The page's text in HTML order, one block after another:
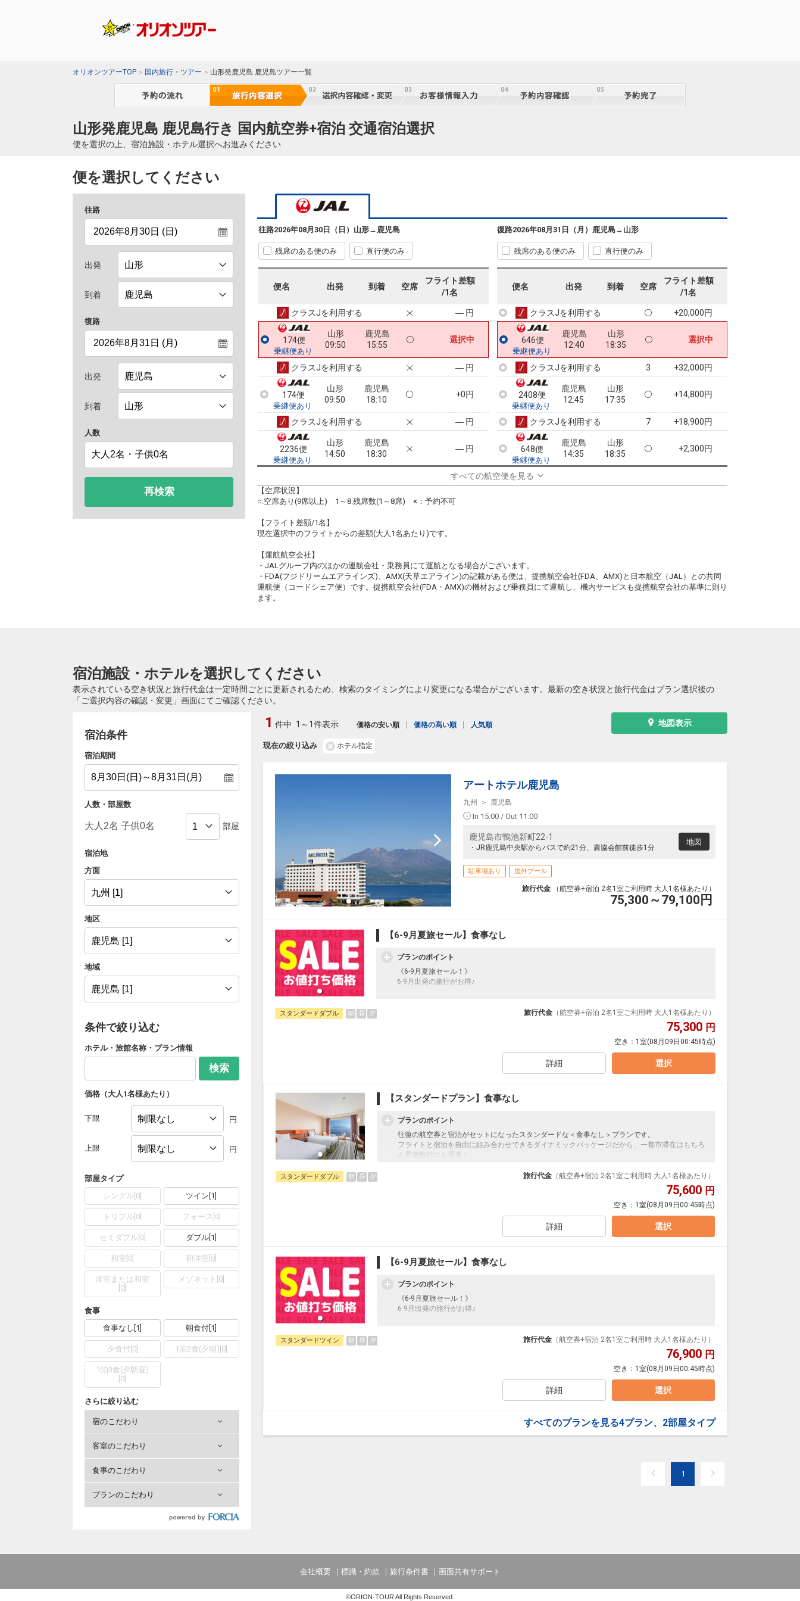
オリオンツアーTOP 国内旅行・ツアー 山形発鹿児島 鹿児島ツアー一覧
山形発鹿児島 鹿児島行き 国内航空券+宿泊 交通宿泊選択
便を選択の上、宿泊施設・ホテル選択へお進みください
便を選択してください
往路
出発
到着
復路
出発
到着
人数
再検索
往路2026年08月30日（日） 山形→ 鹿児島
残席のある便のみ 直行便のみ
便名 出発 到着 空席
フライト差額
/1名
クラスJを利用する
2234便
乗継便あり
山形
08:50
鹿児島
16:25
クラスJを利用する 8
174便
09:50
鹿児島
13:45
+2,300円
クラスJを利用する ― 円
174便
乗継便あり
山形
09:50
鹿児島
15:55
選択中
クラスJを利用する ― 円
174便
乗継便あり
山形
09:50
鹿児島
18:10
+0円
クラスJを利用する ― 円
2236便
乗継便あり
山形
14:50
鹿児島
18:30
― 円
― 円
2236便
山形
14:50
鹿児島
21:15
クラスJを利用する
2238便
乗継便あり
18:05
21:15
クラスJを利用する ― 円
復路2026年08月31日（月） 鹿児島 → 山形
残席のある便のみ 直行便のみ
便名 出発 到着 空席
フライト差額
/1名
クラスJを利用する
2406便
乗継便あり
鹿児島
11:05
山形
14:20
クラスJを利用する
2406便
11:05
山形
17:35
+15,900円
クラスJを利用する +20,000円
646便
乗継便あり
鹿児島
12:40
山形
18:35
選択中
クラスJを利用する 3 +32,000円
2408便
乗継便あり
鹿児島
12:45
山形
17:35
+14,800円
クラスJを利用する 7 +18,900円
648便
乗継便あり
鹿児島
14:35
山形
18:35
+2,300円
クラスJを利用する
すべての航空便を見る
【空席状況】
○:空席あり(9席以上) 1～8:残席数(1～8席) ×：予約不可
【フライト差額/1名】
現在選択中のフライトからの差額(大人1名あたり)です。
【運航航空会社】
・JALグループ内のほかの運航会社・乗務員にて運航となる場合がございます。
・FDA(フジドリームエアラインズ)、AMX(天草エアライン)の記載がある便は、提携航空会社(FDA、AMX)と日本航空（JAL）との共同
運航便（コードシェア便）です。提携航空会社(FDA・AMX)の機材および乗務員にて運航し、機内サービスも提携航空会社の基準に則り
ます。
宿泊施設・ホテルを選択してください
表示されている空き状況と旅行代金は一定時間ごとに更新されるため、検索のタイミングにより変更になる場合がございます。最新の空き状況と旅行代金はプラン選択後の
「ご選択内容の確認・変更」画面にてご確認ください。
宿泊条件
宿泊期間
人数・部屋数
部屋
宿泊地
方面
地区
地域
条件で絞り込む
ホテル・旅館名称・プラン情報
検索
価格（大人1名様あたり）
下限 円
上限 円
部屋タイプ
シングル 0 ツイン 1
トリプル 0 フォース 0]
セミダブル[ 0] ダブル 1
和室 0 和洋室 0
洋室または和室
0
メゾネット 0
食事
食事なし 1 朝食付 1
夕食付 0] 1泊2食(夕朝) 0
1泊3食(夕朝昼)
0
さらに絞り込む
宿のこだわり
客室のこだわり
食事のこだわり
プランのこだわり
地図表示
現在の絞り込み ホテル指定
1 件中 1～1件表示 価格の安い順 価格の高い順 人気順
アートホテル鹿児島
九州 鹿児島
In 15:00 / Out 11:00
鹿児島市鴨池新町22-1
・JR鹿児島中央駅からバスで約21分、農協会館前徒歩1分
地図
駐車場あり 屋外プール
旅行代金 （航空券+宿泊 2名1室ご利用時 大人1名様あたり）
75,300～79,100 円
【6-9月夏旅セール】食事なし
プランのポイント
《6-9月夏旅セール！》
6-9月出発の旅行がお得♪
フライトと宿泊を自由に組み合わせできるダイナミックパッケージだから、一都市滞在はもちろ
フライトは、安心のJAL（またはJALグループ）確約！フライトマイル50%貯まります。
オプションでレンタカーや現地交通・体験プランなどの追加（同時予約）が可能なプランもござ
スタンダードダブル 朝 昼 夕 旅行代金 （航空券+宿泊 2名1室ご利用時 大人1名様あたり）
75,300 円
空き： 1室(08月09日00:45時点)
詳細 選択
【スタンダードプラン】食事なし
プランのポイント
往復の航空券と宿泊がセットになったスタンダードな＜食事なし＞プランです。
フライトと宿泊を自由に組み合わせできるダイナミックパッケージだから、一都市滞在はもちろ
ん周遊旅行にも最適！
フライトは、安心のJAL（またはJALグループ）確約！フライトマイル50%貯まります。
オプションでレンタカーや現地交通・体験プランなどの追加（同時予約）が可能なプランもござ
スタンダードダブル 朝 昼 夕 旅行代金 （航空券+宿泊 2名1室ご利用時 大人1名様あたり）
75,600 円
空き： 1室(08月09日00:45時点)
詳細 選択
【6-9月夏旅セール】食事なし
プランのポイント
《6-9月夏旅セール！》
6-9月出発の旅行がお得♪
フライトと宿泊を自由に組み合わせできるダイナミックパッケージだから、一都市滞在はもちろ
フライトは、安心のJAL（またはJALグループ）確約！フライトマイル50%貯まります。
オプションでレンタカーや現地交通・体験プランなどの追加（同時予約）が可能なプランもござ
スタンダードツイン 朝 昼 夕 旅行代金 （航空券+宿泊 2名1室ご利用時 大人1名様あたり）
76,900 円
空き： 1室(08月09日00:45時点)
詳細 選択
すべてのプランを見る4プラン、2部屋タイプ
1
会社概要 標識・約款 旅行条件書 画面共有サポート
©ORION-TOUR All Rights Reserved.